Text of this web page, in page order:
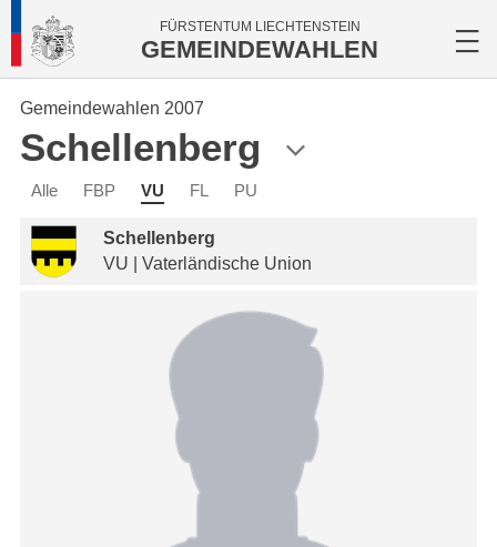
FÜRSTENTUM LIECHTENSTEIN
GEMEINDEWAHLEN
Gemeindewahlen 2007
Schellenberg
Alle FBP VU FL PU
Schellenberg
VU | Vaterländische Union